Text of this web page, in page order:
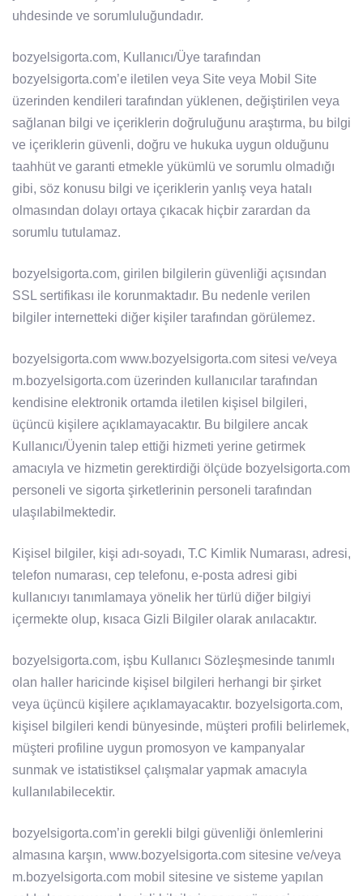
uhdesinde ve sorumluluğundadır.
bozyelsigorta.com, Kullanıcı/Üye tarafından
bozyelsigorta.com’e iletilen veya Site veya Mobil Site
üzerinden kendileri tarafından yüklenen, değiştirilen veya
sağlanan bilgi ve içeriklerin doğruluğunu araştırma, bu bilgi
ve içeriklerin güvenli, doğru ve hukuka uygun olduğunu
taahhüt ve garanti etmekle yükümlü ve sorumlu olmadığı
gibi, söz konusu bilgi ve içeriklerin yanlış veya hatalı
olmasından dolayı ortaya çıkacak hiçbir zarardan da
sorumlu tutulamaz.
bozyelsigorta.com, girilen bilgilerin güvenliği açısından
SSL sertifikası ile korunmaktadır. Bu nedenle verilen
bilgiler internetteki diğer kişiler tarafından görülemez.
bozyelsigorta.com www.bozyelsigorta.com sitesi ve/veya
m.bozyelsigorta.com üzerinden kullanıcılar tarafından
kendisine elektronik ortamda iletilen kişisel bilgileri,
üçüncü kişilere açıklamayacaktır. Bu bilgilere ancak
Kullanıcı/Üyenin talep ettiği hizmeti yerine getirmek
amacıyla ve hizmetin gerektirdiği ölçüde bozyelsigorta.com
personeli ve sigorta şirketlerinin personeli tarafından
ulaşılabilmektedir.
Kişisel bilgiler, kişi adı-soyadı, T.C Kimlik Numarası, adresi,
telefon numarası, cep telefonu, e-posta adresi gibi
kullanıcıyı tanımlamaya yönelik her türlü diğer bilgiyi
içermekte olup, kısaca Gizli Bilgiler olarak anılacaktır.
bozyelsigorta.com, işbu Kullanıcı Sözleşmesinde tanımlı
olan haller haricinde kişisel bilgileri herhangi bir şirket
veya üçüncü kişilere açıklamayacaktır. bozyelsigorta.com,
kişisel bilgileri kendi bünyesinde, müşteri profili belirlemek,
müşteri profiline uygun promosyon ve kampanyalar
sunmak ve istatistiksel çalışmalar yapmak amacıyla
kullanılabilecektir.
bozyelsigorta.com’in gerekli bilgi güvenliği önlemlerini
almasına karşın, www.bozyelsigorta.com sitesine ve/veya
m.bozyelsigorta.com mobil sitesine ve sisteme yapılan